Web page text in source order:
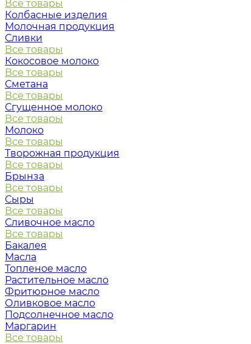
Все товары
Колбасные изделия
Молочная продукция
Сливки
Все товары
Кокосовое молоко
Все товары
Сметана
Все товары
Сгущенное молоко
Все товары
Молоко
Все товары
Творожная продукция
Все товары
Брынза
Все товары
Сыры
Все товары
Сливочное масло
Все товары
Бакалея
Масла
Топленое масло
Растительное масло
Фритюрное масло
Оливковое масло
Подсолнечное масло
Маргарин
Все товары